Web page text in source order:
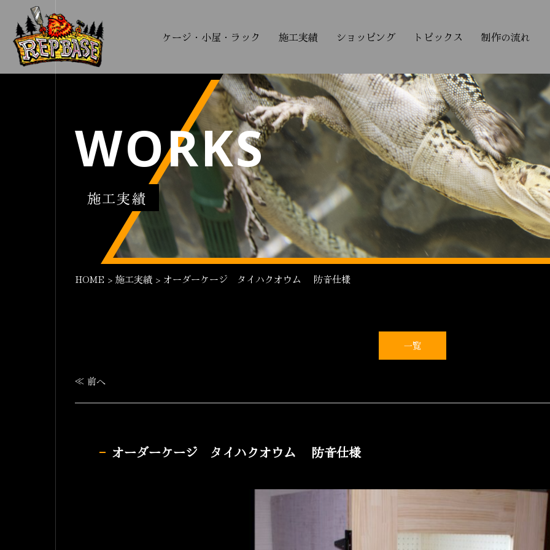
ケージ・小屋・ラック 施工実績 ショッピング トピックス 制作の流れ
WORKS
施工実績
HOME > 施工実績 > オーダーケージ タイハクオウム 防音仕様
一覧
≪ 前へ
オーダーケージ タイハクオウム 防音仕様